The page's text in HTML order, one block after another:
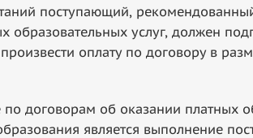
поступающий,
услуг, должен
оплату по договору в
договорам об оказании платных
является выполнение